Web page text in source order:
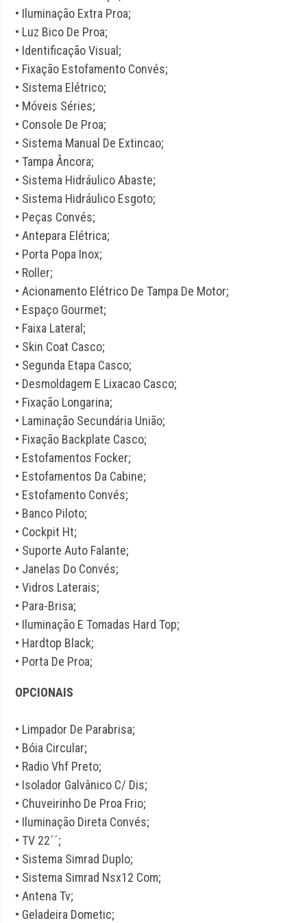
• Iluminação Extra Proa;
• Luz Bico De Proa;
• Identificação Visual;
• Fixação Estofamento Convés;
• Sistema Elétrico;
• Móveis Séries;
• Console De Proa;
• Sistema Manual De Extincao;
• Tampa Âncora;
• Sistema Hidráulico Abaste;
• Sistema Hidráulico Esgoto;
• Peças Convés;
• Antepara Elétrica;
• Porta Popa Inox;
• Roller;
• Acionamento Elétrico De Tampa De Motor;
• Espaço Gourmet;
• Faixa Lateral;
• Skin Coat Casco;
• Segunda Etapa Casco;
• Desmoldagem E Lixacao Casco;
• Fixação Longarina;
• Laminação Secundária União;
• Fixação Backplate Casco;
• Estofamentos Focker;
• Estofamentos Da Cabine;
• Estofamento Convés;
• Banco Piloto;
• Cockpit Ht;
• Suporte Auto Falante;
• Janelas Do Convés;
• Vidros Laterais;
• Para-Brisa;
• Iluminação E Tomadas Hard Top;
• Hardtop Black;
• Porta De Proa;
OPCIONAIS
• Limpador De Parabrisa;
• Bóia Circular;
• Radio Vhf Preto;
• Isolador Galvânico C/ Dis;
• Chuveirinho De Proa Frio;
• Iluminação Direta Convés;
• TV 22´´;
• Sistema Simrad Duplo;
• Sistema Simrad Nsx12 Com;
• Antena Tv;
• Geladeira Dometic;